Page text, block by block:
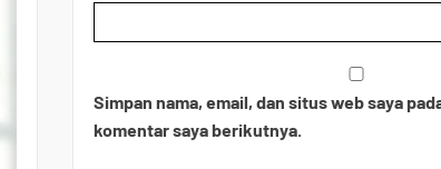
Simpan nama, email, dan situs web saya
komentar saya berikutnya.